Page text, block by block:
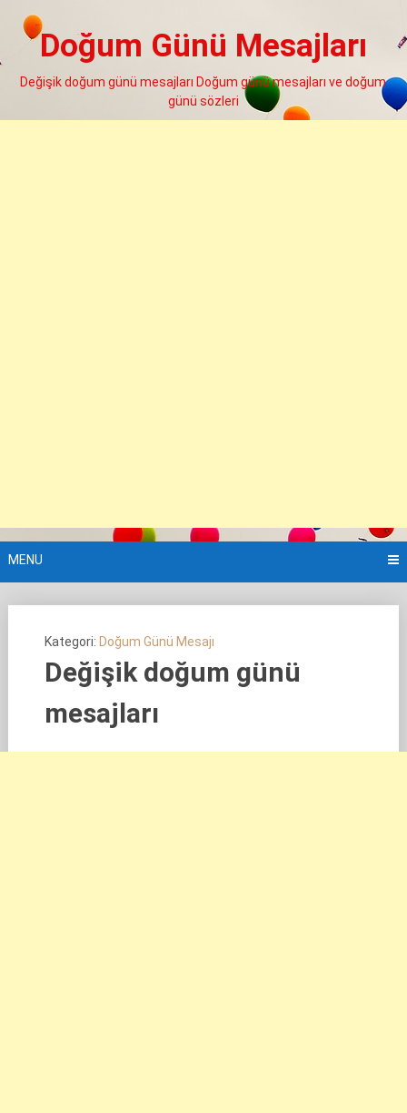
Doğum Günü Mesajları
Değişik doğum günü mesajları Doğum günü mesajları ve doğum
günü sözleri
MENU
Kategori: Doğum Günü Mesajı
Değişik doğum günü
mesajları